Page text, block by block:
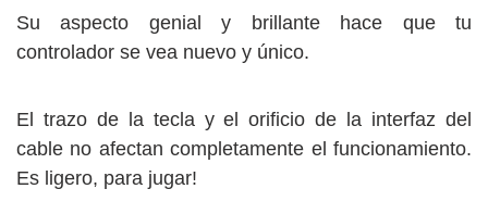
Su aspecto genial y brillante hace que tu
controlador se vea nuevo y único.
El trazo de la tecla y el orificio de la interfaz del
cable no afectan completamente el funcionamiento.
Es ligero, para jugar!